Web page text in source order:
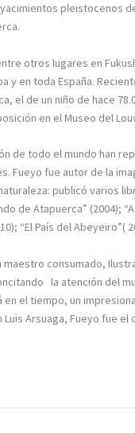
yacimientos pleistocenos
otros lugares en
y en toda España.
el de un niño de hace
en el Museo del
de todo el mundo han
Fueyo fue autor de la
publicó varios
de Atapuerca” (2004);
“El País del Abeyeiro”(
maestro consumado,
la atención del
en el tiempo, un
Arsuaga, Fueyo fue el